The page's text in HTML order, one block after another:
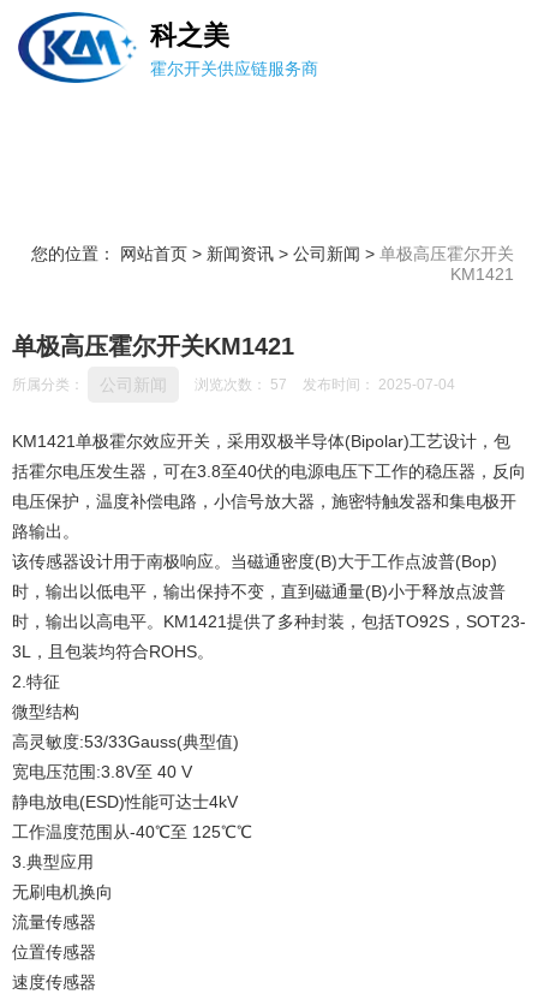
科之美
霍尔开关供应链服务商
您的位置： 网站首页 > 新闻资讯 > 公司新闻 > 单极高压霍尔开关
KM1421
单极高压霍尔开关KM1421
所属分类： 公司新闻 浏览次数： 57 发布时间： 2025-07-04
KM1421单极霍尔效应开关，采用双极半导体(Bipolar)工艺设计，包
括霍尔电压发生器，可在3.8至40伏的电源电压下工作的稳压器，反向
电压保护，温度补偿电路，小信号放大器，施密特触发器和集电极开
路输出。
该传感器设计用于南极响应。当磁通密度(B)大于工作点波普(Bop)
时，输出以低电平，输出保持不变，直到磁通量(B)小于释放点波普
时，输出以高电平。KM1421提供了多种封装，包括TO92S，SOT23-
3L，且包装均符合ROHS。
2.特征
微型结构
高灵敏度:53/33Gauss(典型值)
宽电压范围:3.8V至 40 V
静电放电(ESD)性能可达士4kV
工作温度范围从-40℃至 125℃℃
3.典型应用
无刷电机换向
流量传感器
位置传感器
速度传感器